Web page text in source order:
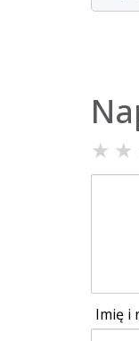
★ ★
Imię i